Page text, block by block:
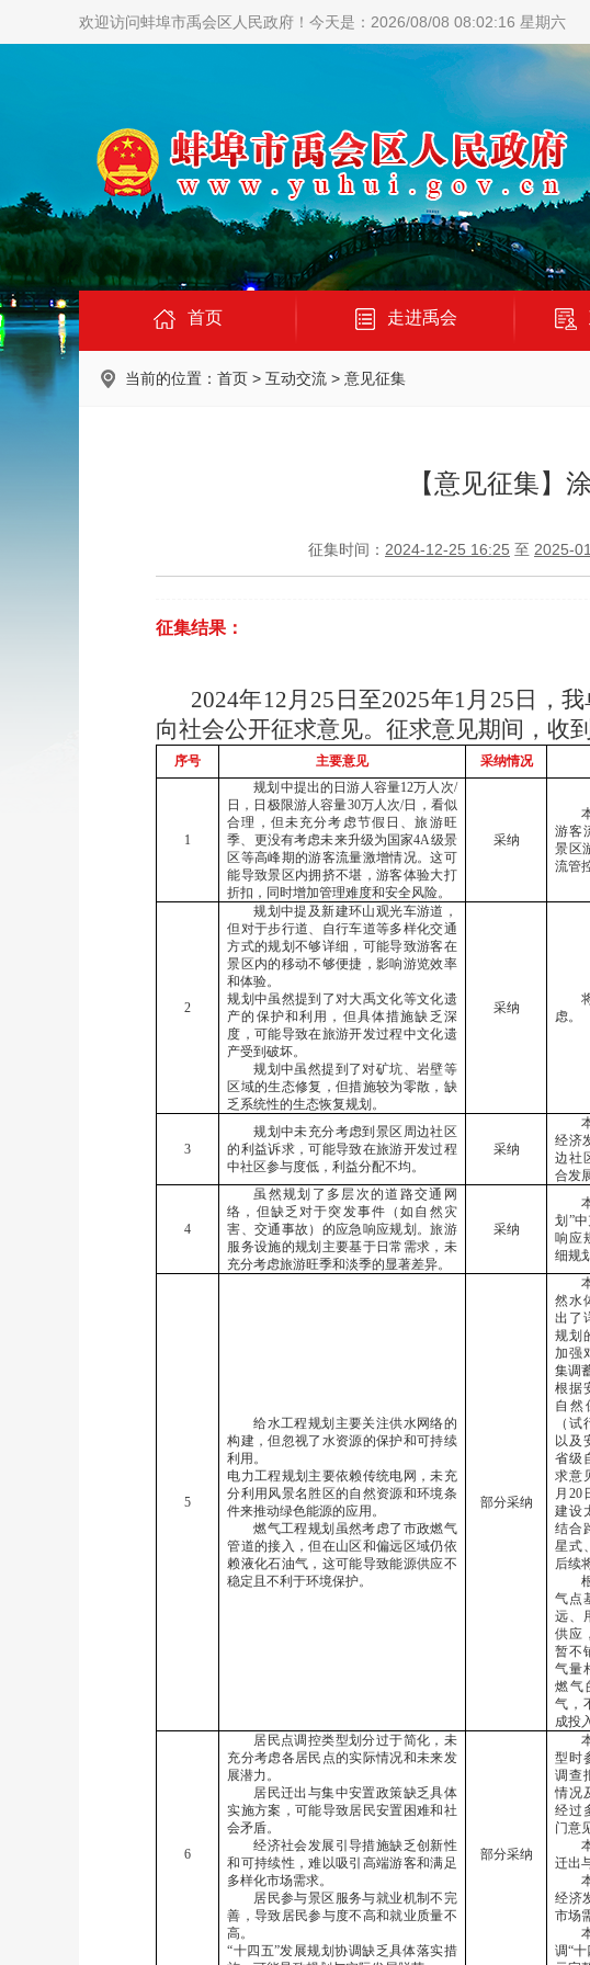
欢迎访问蚌埠市禹会区人民政府！ 今天是：2026/08/08 08:02:17 星期六
首页 走进禹会
当前的位置： 首页 > 互动交流 > 意见征集
【意见征集】
征集时间： 2024-12-25 16:25 至 2025-
征集结果：
2024年12月25日至2025年1月25日，
向社会公开征求意见。征求意见期间，收
序号 主要意见 采纳情况
1
规划中提出的日游人容量12万人次/
日，日极限游人容量30万人次/日，看似
合理，但未充分考虑节假日、旅游旺
季、更没有考虑未来升级为国家4A级景
区等高峰期的游客流量激增情况。这可
能导致景区内拥挤不堪，游客体验大打
折扣，同时增加管理难度和安全风险。
采纳
游客
景区
流管
2
规划中提及新建环山观光车游道，
但对于步行道、自行车道等多样化交通
方式的规划不够详细，可能导致游客在
景区内的移动不够便捷，影响游览效率
和体验。
规划中虽然提到了对大禹文化等文化遗
产的保护和利用，但具体措施缺乏深
度，可能导致在旅游开发过程中文化遗
产受到破坏。
规划中虽然提到了对矿坑、岩壁等
区域的生态修复，但措施较为零散，缺
乏系统性的生态恢复规划。
采纳
虑。
3
规划中未充分考虑到景区周边社区
的利益诉求，可能导致在旅游开发过程
中社区参与度低，利益分配不均。
采纳
经济
边社
合发
4
虽然规划了多层次的道路交通网
络，但缺乏对于突发事件（如自然灾
害、交通事故）的应急响应规划。旅游
服务设施的规划主要基于日常需求，未
充分考虑旅游旺季和淡季的显著差异。
采纳
划”
响应
细规
5
给水工程规划主要关注供水网络的
构建，但忽视了水资源的保护和可持续
利用。
电力工程规划主要依赖传统电网，未充
分利用风景名胜区的自然资源和环境条
件来推动绿色能源的应用。
燃气工程规划虽然考虑了市政燃气
管道的接入，但在山区和偏远区域仍依
赖液化石油气，这可能导致能源供应不
稳定且不利于环境保护。
部分采纳
然水
出了
规划
加强
集调
根据
自然
（
以及
省级
求意
月20
建设
结合
星式
后续
气点
远、
供应
暂不
气量
燃气
气，
成投
6
居民点调控类型划分过于简化，未
充分考虑各居民点的实际情况和未来发
展潜力。
居民迁出与集中安置政策缺乏具体
实施方案，可能导致居民安置困难和社
会矛盾。
经济社会发展引导措施缺乏创新性
和可持续性，难以吸引高端游客和满足
多样化市场需求。
居民参与景区服务与就业机制不完
善，导致居民参与度不高和就业质量不
高。
“十四五”发展规划协调缺乏具体落实措
部分采纳
型时
调查
情况
经过
门意
迁出
经济
市场
调“